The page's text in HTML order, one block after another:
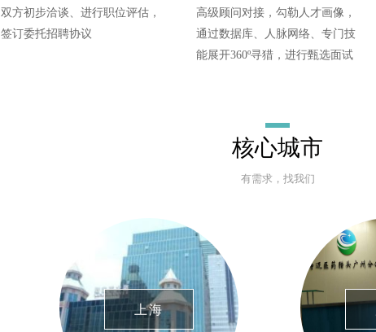
双方初步洽谈、进行职位评估，
签订委托招聘协议
高级顾问对接，勾勒人才画像，
通过数据库、人脉网络、专门技
能展开360º寻猎，进行甄选面试
核心城市
有需求，找我们
上海